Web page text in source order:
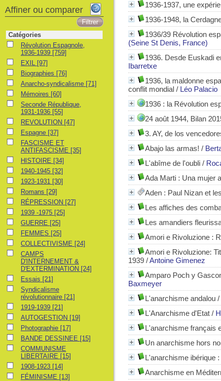
1936-1937, une
1936-1948, la
1936/39 Révolution
(Seine St Denis, France)
1936. Desde Euskadi
Ibarretxe
1936, la maldonne
conflit mondial / Léo Palacio
1936 : la Révolution
24 août 1944, Bilan
3. AY, de los
Abajo las armas! /
L'abîme de l'oubli /
Ada Marti : Una mujer
Aden : Paul Nizan et
Les affiches des
Les amandiers
Amori e Rivoluzione :
Amori e Rivoluzione:
1939 /Antoine Gimenez
Amparo Poch y
Baxmeyer
L'anarchisme andalou /
L'Anarchisme d'Etat /
L'anarchisme français
Un anarchisme hors
L'anarchisme ibérique
Anarchisme en
Affiner ou comparer
Catégories
Révolution Espagnole, 1936-1939
Révolution Espagnole,
1936-1939 [759]
EXIL EXIL [97]
Biographies
Biographies [76]
Anarcho-syndicalisme
Anarcho-syndicalisme [71]
MémoiresMémoires [60]
Seconde République, 1931-1936
Seconde République,
1931-1936 [55]
REVOLUTION
REVOLUTION [47]
EspagneEspagne [37]
FASCISME ET ANTIFASCISME
FASCISME ET
ANTIFASCISME [35]
HISTOIRE
HISTOIRE [34]
1940-19451940-1945 [32]
1923-19311923-1931 [30]
RomansRomans [29]
RÉPRESSION
RÉPRESSION [27]
1939 -1975
1939 -1975 [25]
GUERREGUERRE [25]
FEMMESFEMMES [25]
COLLECTIVISME
COLLECTIVISME [24]
CAMPS D'INTERNEMENT & D'EXTERMINATION
CAMPS
D'INTERNEMENT &
D'EXTERMINATION [24]
EssaisEssais [21]
Syndicalisme révolutionnaire
Syndicalisme
révolutionnaire [21]
1919-19391919-1939 [21]
AUTOGESTION
AUTOGESTION [19]
Photographie
Photographie [17]
BANDE DESSINEE
BANDE DESSINEE [15]
COMMUNISME LIBERTAIRE
COMMUNISME
LIBERTAIRE [15]
1908-19231908-1923 [14]
FÉMINISME
FÉMINISME [13]